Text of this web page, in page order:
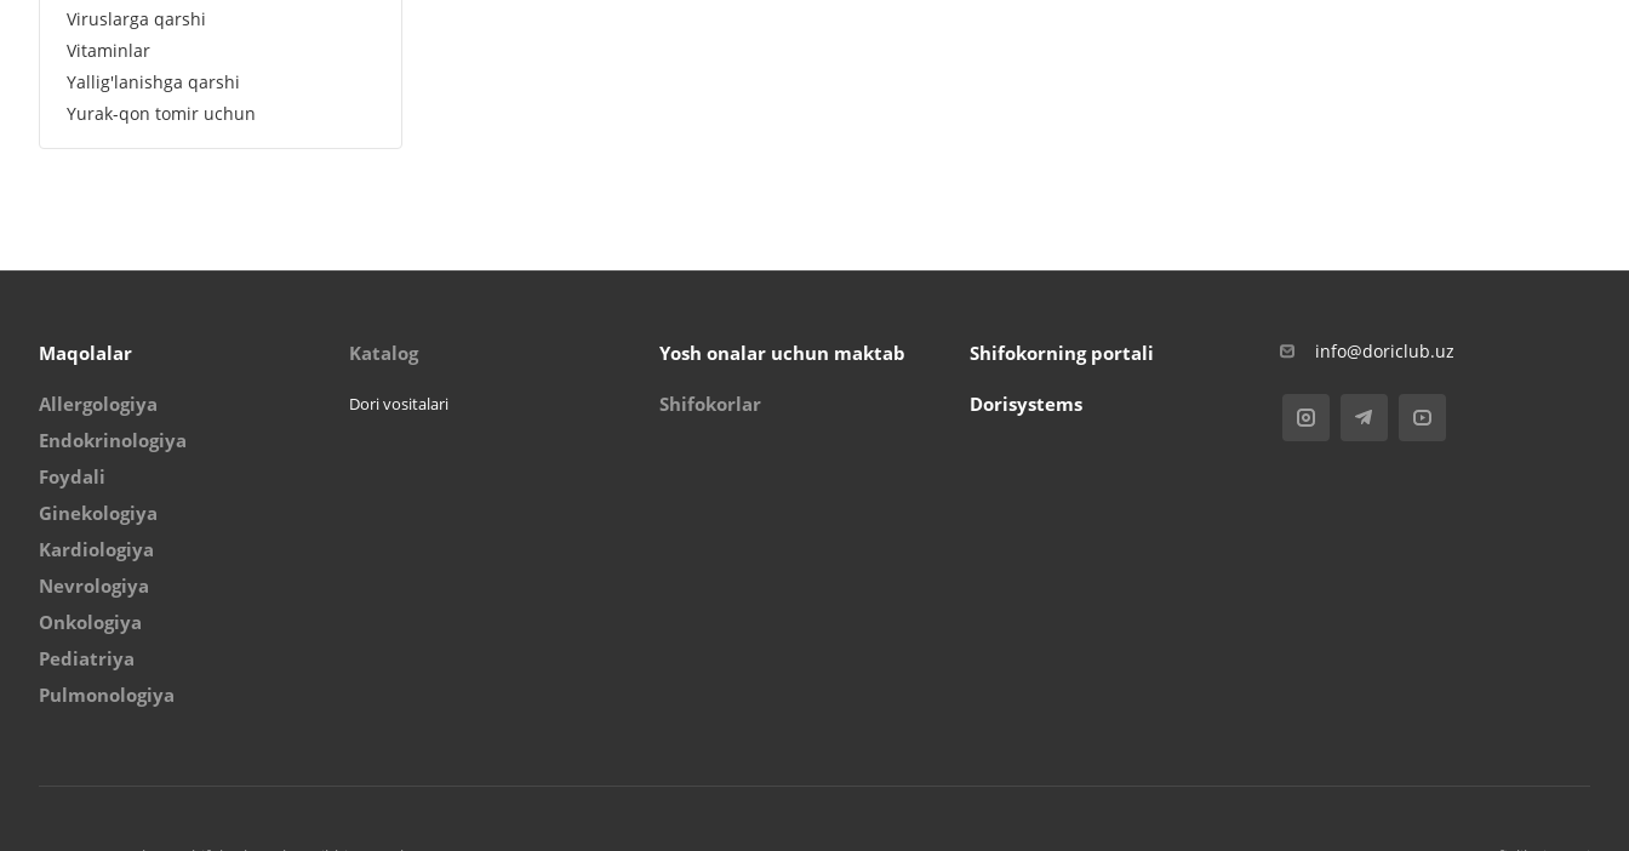
Viruslarga qarshi
Vitaminlar
Yallig'lanishga qarshi
Yurak-qon tomir uchun
Maqolalar
Allergologiya
Endokrinologiya
Foydali
Ginekologiya
Kardiologiya
Nevrologiya
Onkologiya
Pediatriya
Pulmonologiya
Katalog
Dori vositalari
Yosh onalar uchun maktab
Shifokorlar
Shifokorning portali
Dorisystems
info@doriclub.uz